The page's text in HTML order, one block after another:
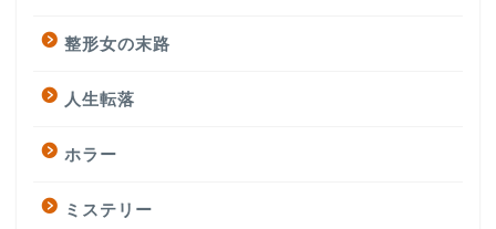
整形女の末路
人生転落
ホラー
ミステリー